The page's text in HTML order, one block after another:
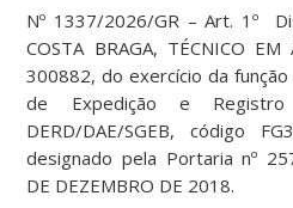
Nº 1337/2026/GR – Art. 1º
COSTA BRAGA, TÉCNICO EM
300882, do exercício da
de Expedição e
DERD/DAE/SGEB, código
designado pela Portaria nº
DE DEZEMBRO DE 2018.